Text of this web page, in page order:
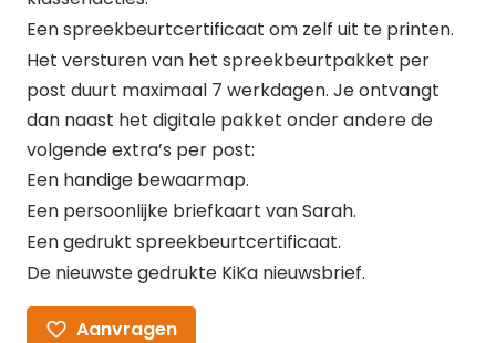
Een spreekbeurtcertificaat om zelf uit te printen.
Het versturen van het spreekbeurtpakket per
post duurt maximaal 7 werkdagen. Je ontvangt
dan naast het digitale pakket onder andere de
volgende extra’s per post:
Een handige bewaarmap.
Een persoonlijke briefkaart van Sarah.
Een gedrukt spreekbeurtcertificaat.
De nieuwste gedrukte KiKa nieuwsbrief.
Aanvragen